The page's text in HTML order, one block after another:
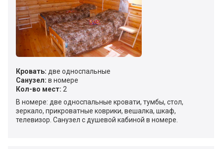
Кровать: две односпальные
Санузел: в номере
Кол-во мест: 2
В номере: две односпальные кровати, тумбы, стол,
зеркало, прикроватные коврики, вешалка, шкаф,
телевизор. Санузел с душевой кабиной в номере.